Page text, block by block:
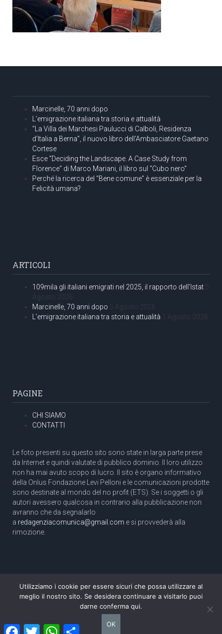
Marcinelle, 70 anni dopo
L’emigrazione italiana tra storia e attualità
“La Villa dei Marchesi Paulucci di Calboli, Residenza
d’Italia a Berna”, il nuovo libro dell’Ambasciatore Gaetano
Cortese
Esce “Deciding the Landscape. A Case Study from
Florence” di Marco Mariani, il libro sul “Cubo nero”
Perché la ricerca del “Bene comune” è essenziale per la
Felicità umana?
ARTICOLI
109mila gli italiani emigrati nel 2025, il rapporto dell’Istat 5
Agosto 2026
Marcinelle, 70 anni dopo 5 Agosto 2026
L’emigrazione italiana tra storia e attualità 1 Agosto 2026
PAGINE
CHI SIAMO
CONTATTI
Le foto presenti su questo sito sono state in larga parte prese
da Internet e quindi valutate di pubblico dominio. Il loro utilizzo
non ha mai avuto scopo di lucro. Il sito è organo informativo
della Onlus Fondazione Levi Pelloni e le comunicazioni prodotte
sono destinate al mondo del no profit (ETS). Se i soggetti o gli
autori avessero qualcosa in contrario alla pubblicazione non
avranno che da segnalarlo
a redagenziacomunica@gmail.com e si provvederà alla
rimozione.
Copyright 2003 com.unica - Tutti i diritti riservati
Aut. Tribunale di Roma N. 466/2003 dell'11/11/2003
Direttore responsabile: Pino Pelloni [direttore@agenziacomunica.net]
FacebookTwitter WhatsAppCondividi
Utilizziamo i cookie per essere sicuri che possa utilizzare al
meglio il nostro sito. Se desidera continuare a visitarlo puoi
darne conferma qui.
OK